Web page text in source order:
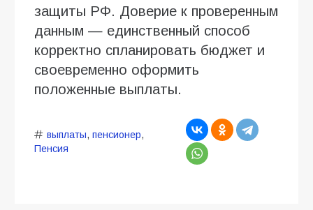
защиты РФ. Доверие к проверенным
данным — единственный способ
корректно спланировать бюджет и
своевременно оформить
положенные выплаты.
выплаты, пенсионер,
Пенсия